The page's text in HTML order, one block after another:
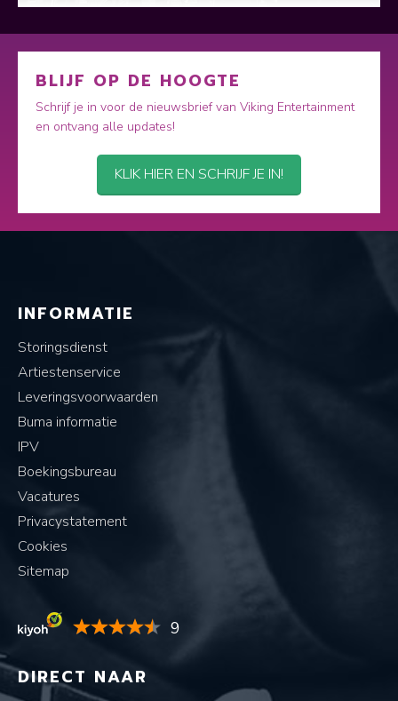
BLIJF OP DE HOOGTE
Schrijf je in voor de nieuwsbrief van Viking Entertainment
en ontvang alle updates!
KLIK HIER EN SCHRIJF JE IN!
INFORMATIE
Storingsdienst
Artiestenservice
Leveringsvoorwaarden
Buma informatie
IPV
Boekingsbureau
Vacatures
Privacystatement
Cookies
Sitemap
9
DIRECT NAAR